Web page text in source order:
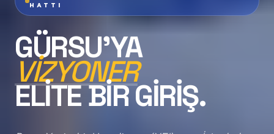
HATTI
GÜRSU'YA
VIZYONER
ELITE BIR GIRIŞ.